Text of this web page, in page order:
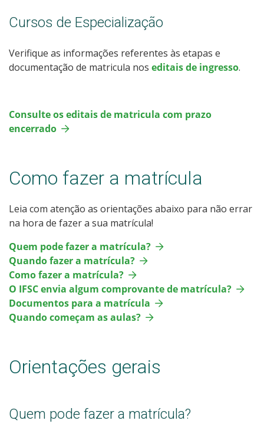
Cursos de Especialização
Verifique as informações referentes às etapas e
documentação de matricula nos editais de ingresso.
Consulte os editais de matricula com prazo
encerrado
Como fazer a matrícula
Leia com atenção as orientações abaixo para não errar
na hora de fazer a sua matrícula!
Quem pode fazer a matrícula?
Quando fazer a matrícula?
Como fazer a matrícula?
O IFSC envia algum comprovante de matrícula?
Documentos para a matrícula
Quando começam as aulas?
Orientações gerais
Quem pode fazer a matrícula?